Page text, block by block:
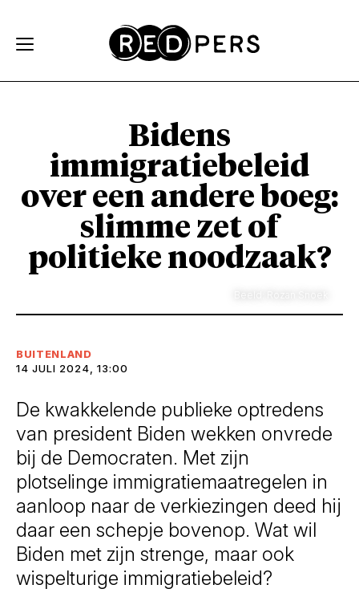
Bidens
immigratiebeleid
over een andere boeg:
slimme zet of
politieke noodzaak?
BUITENLAND
14 JULI 2024, 13:00
De kwakkelende publieke optredens
van president Biden wekken onvrede
bij de Democraten. Met zijn
plotselinge immigratiemaatregelen in
aanloop naar de verkiezingen deed hij
daar een schepje bovenop. Wat wil
Biden met zijn strenge, maar ook
wispelturige immigratiebeleid?